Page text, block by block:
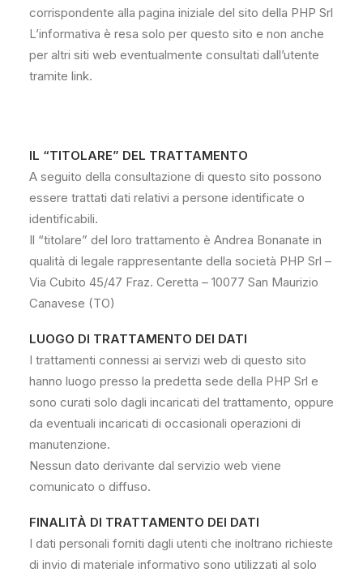
corrispondente alla pagina iniziale del sito della PHP Srl
L’informativa è resa solo per questo sito e non anche
per altri siti web eventualmente consultati dall’utente
tramite link.
IL “TITOLARE” DEL TRATTAMENTO
A seguito della consultazione di questo sito possono
essere trattati dati relativi a persone identificate o
identificabili.
Il “titolare” del loro trattamento è Andrea Bonanate in
qualità di legale rappresentante della società PHP Srl –
Via Cubito 45/47 Fraz. Ceretta – 10077 San Maurizio
Canavese (TO)
LUOGO DI TRATTAMENTO DEI DATI
I trattamenti connessi ai servizi web di questo sito
hanno luogo presso la predetta sede della PHP Srl e
sono curati solo dagli incaricati del trattamento, oppure
da eventuali incaricati di occasionali operazioni di
manutenzione.
Nessun dato derivante dal servizio web viene
comunicato o diffuso.
FINALITÀ DI TRATTAMENTO DEI DATI
I dati personali forniti dagli utenti che inoltrano richieste
di invio di materiale informativo sono utilizzati al solo